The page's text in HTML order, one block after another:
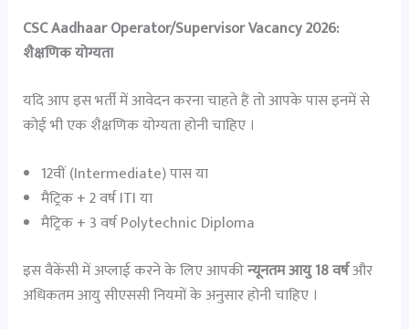
CSC Aadhaar Operator/Supervisor Vacancy 2026:
शैक्षणिक योग्यता
यदि आप इस भर्ती में आवेदन करना चाहते हैं तो आपके पास इनमें से
कोई भी एक शैक्षणिक योग्यता होनी चाहिए ।
12वीं (Intermediate) पास या
मैट्रिक + 2 वर्ष ITI या
मैट्रिक + 3 वर्ष Polytechnic Diploma
इस वैकेंसी में अप्लाई करने के लिए आपकीन्यूनतम आयु 18 वर्षऔर
अधिकतम आयु सीएससी नियमों के अनुसार होनी चाहिए ।